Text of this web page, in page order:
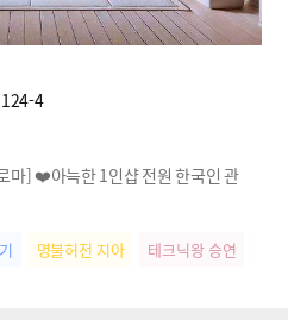
4
마] ❤️아늑한 1인샵 전원 한국인 관
명불허전 지아 테크닉왕 승연